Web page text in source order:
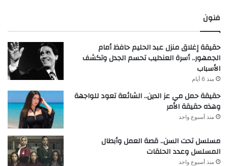
فنون
حقيقة إغلاق منزل عبد الحليم حافظ أمام
الجمهور.. أسرة العندليب تحسم الجدل وتكشف
الأسباب
منذ 6 أيام
حقيقة حمل مي عز الدين.. الشائعة تعود للواجهة
وهذه حقيقة الأمر
منذ أسبوع واحد
مسلسل تحت السن.. قصة العمل وأبطال
المسلسل وعدد الحلقات
منذ أسبوع واحد